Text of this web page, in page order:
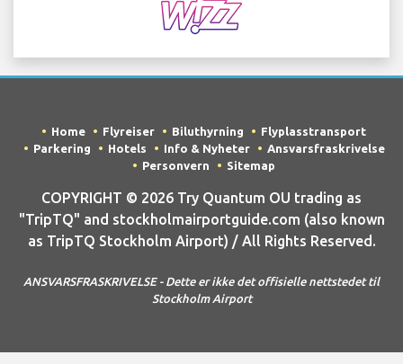
Home Flyreiser Biluthyrning
Flyplasstransport
Parkering
Hotels Info & Nyheter
Ansvarsfraskrivelse
Personvern
Sitemap
COPYRIGHT © 2026 Try Quantum OU trading as
"TripTQ" and stockholmairportguide.com (also known
as TripTQ Stockholm Airport) / All Rights Reserved.
ANSVARSFRASKRIVELSE - Dette er ikke det offisielle nettstedet til
Stockholm Airport